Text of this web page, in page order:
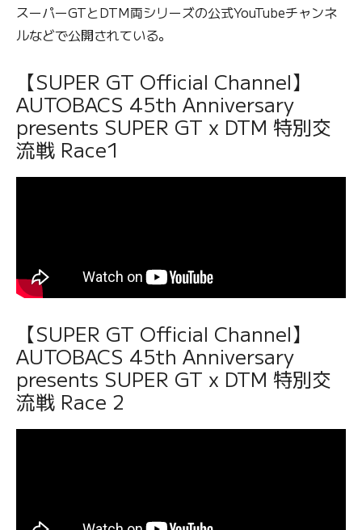
スーパーGTとDTM両シリーズの公式YouTubeチャンネ
ルなどで公開されている。
【SUPER GT Official Channel】
AUTOBACS 45th Anniversary
presents SUPER GT x DTM 特別交
流戦 Race1
【SUPER GT Official Channel】
AUTOBACS 45th Anniversary
presents SUPER GT x DTM 特別交
流戦 Race 2